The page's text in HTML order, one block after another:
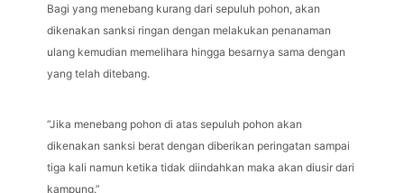
Bagi yang menebang kurang dari sepuluh pohon, akan
dikenakan sanksi ringan dengan melakukan penanaman
ulang kemudian memelihara hingga besarnya sama dengan
yang telah ditebang.
“Jika menebang pohon di atas sepuluh pohon akan
dikenakan sanksi berat dengan diberikan peringatan sampai
tiga kali namun ketika tidak diindahkan maka akan diusir dari
kampung.”